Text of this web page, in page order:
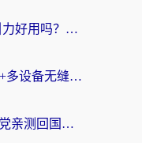
海外党必看：Quickback和引力好用吗？3分钟搞懂回国加速器怎么选
海外党必看：电视VPN回国+多设备无缝访问国内资源的实用指南
云极和GOGO哪个好？海外党亲测回国加速器选择指南（附iOS免费&Windows VPN实用技巧）